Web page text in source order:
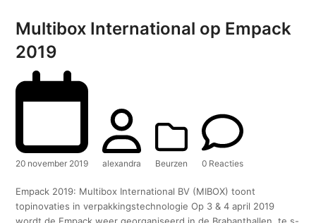
Multibox International op Empack
2019
20 november 2019 alexandra Beurzen 0 Reacties
Empack 2019: Multibox International BV (MIBOX) toont
topinovaties in verpakkingstechnologie Op 3 & 4 april 2019